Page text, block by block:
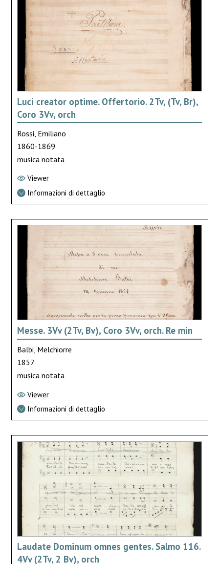
Luci creator optime. Offertorio. 2Tv, (Tv, Br),
Coro 3Vv, orch
Rossi, Emiliano
1860-1869
musica notata
Viewer
Informazioni di dettaglio
Messe. 3Vv (2Tv, Bv), Coro 3Vv, orch. Re min
Balbi, Melchiorre
1857
musica notata
Viewer
Informazioni di dettaglio
Laudate Dominum omnes gentes. Salmo 116.
4Vv (2Tv, 2 Bv), orch